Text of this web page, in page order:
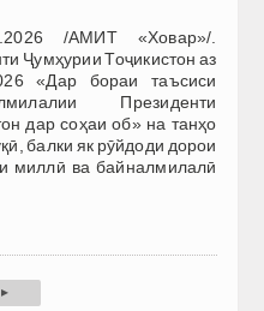
/АМИТ «Ховар»/.
Ҷумҳурии Тоҷикистон аз
«Дар бораи таъсиси
Президенти
дар соҳаи об» на танҳо
балки як рӯйдоди дорои
миллӣ ва байналмилалӣ
▸